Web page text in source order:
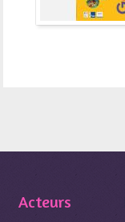
Acteurs